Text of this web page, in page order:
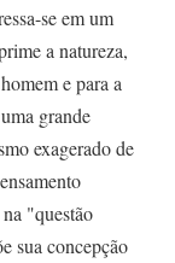
se em um
a natureza,
e para a
grande
exagerado de
"questão
sua concepção